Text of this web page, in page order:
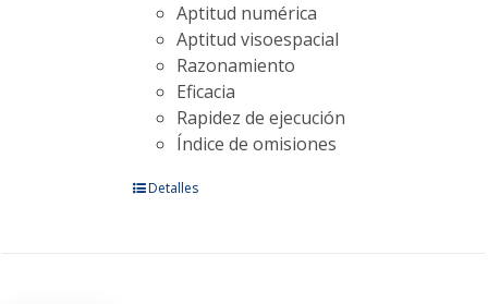
Aptitud numérica
Aptitud visoespacial
Razonamiento
Eficacia
Rapidez de ejecución
Índice de omisiones
EsteDetalles